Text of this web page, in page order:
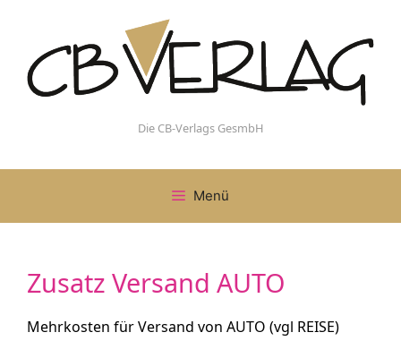
springen
Die CB-Verlags GesmbH
Menü
Zusatz Versand AUTO
Mehrkosten für Versand von AUTO (vgl REISE)